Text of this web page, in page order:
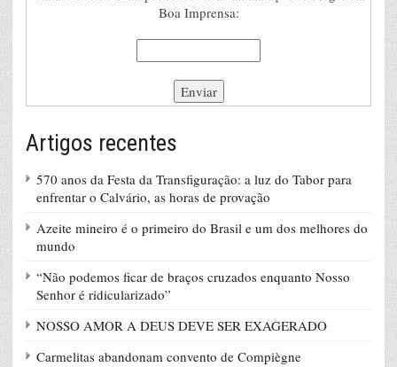
Boa Imprensa:
Artigos recentes
570 anos da Festa da Transfiguração: a luz do Tabor para
enfrentar o Calvário, as horas de provação
Azeite mineiro é o primeiro do Brasil e um dos melhores do
mundo
“Não podemos ficar de braços cruzados enquanto Nosso
Senhor é ridicularizado”
NOSSO AMOR A DEUS DEVE SER EXAGERADO
Carmelitas abandonam convento de Compiègne